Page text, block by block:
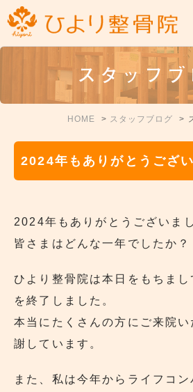
スタッフ
HOME スタッフブログ
2024年もありがとうござい
2024年もありがとうございま
皆さまはどんな一年でしたか？
ひより整骨院は本日をもちま
を終了しました。
本当にたくさんの方にご来院
謝しています。
また、私は今年からライフコ